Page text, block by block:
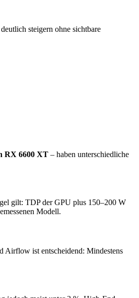
steigern ohne sichtbare
RX 6600 XT – haben unterschiedliche
gilt: TDP der GPU plus 150–200 W
Modell.
Airflow ist entscheidend: Mindestens